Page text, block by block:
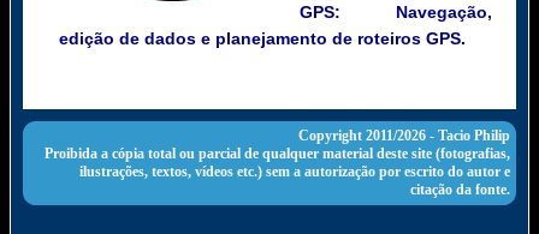
GPS: Navegação,
edição de dados e planejamento de roteiros GPS.
Copyright 2011/2026 - Tacio Philip
Proibida a cópia total ou parcial de qualquer material deste site (fotografias,
ilustrações, textos, vídeos etc.) sem a autorização por escrito do autor e
citação da fonte.